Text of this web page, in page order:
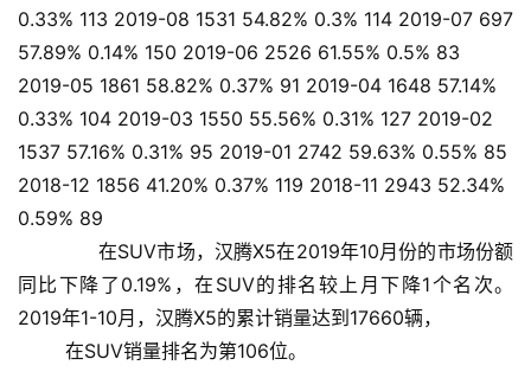
0.33% 113 2019-08 1531 54.82% 0.3% 114 2019-07 697
57.89% 0.14% 150 2019-06 2526 61.55% 0.5% 83
2019-05 1861 58.82% 0.37% 91 2019-04 1648 57.14%
0.33% 104 2019-03 1550 55.56% 0.31% 127 2019-02
1537 57.16% 0.31% 95 2019-01 2742 59.63% 0.55% 85
2018-12 1856 41.20% 0.37% 119 2018-11 2943 52.34%
0.59% 89
在SUV市场，汉腾X5在2019年10月份的市场份额
同比下降了0.19%，在SUV的排名较上月下降1个名次。
2019年1-10月，汉腾X5的累计销量达到17660辆，
        在SUV销量排名为第106位。